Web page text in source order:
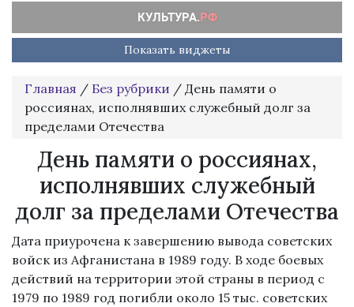
Показать виджеты
Главная / Без рубрики / День памяти о
россиянах, исполнявших служебный долг за
пределами Отечества
День памяти о россиянах,
исполнявших служебный
долг за пределами Отечества
Дата приурочена к завершению вывода советских
войск из Афганистана в 1989 году. В ходе боевых
действий на территории этой страны в период с
1979 по 1989 год погибли около 15 тыс. советских